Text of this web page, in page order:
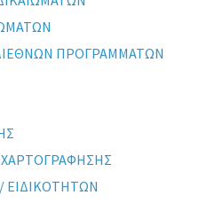
ΠΡΟΓΡΑΜΜΑΤΩΝ
ΕΙΔΙΚΟΤΗΤΩΝ